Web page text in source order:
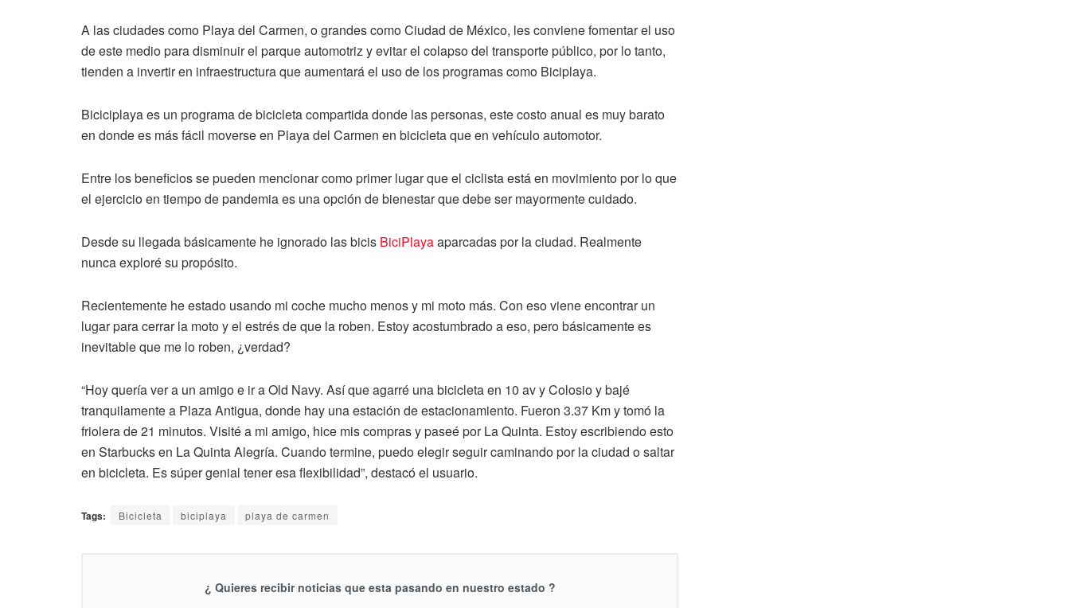
A las ciudades como Playa del Carmen, o grandes como Ciudad de México, les conviene fomentar el uso
de este medio para disminuir el parque automotriz y evitar el colapso del transporte público, por lo tanto,
tienden a invertir en infraestructura que aumentará el uso de los programas como Biciplaya.
Biciciplaya es un programa de bicicleta compartida donde las personas, este costo anual es muy barato
en donde es más fácil moverse en Playa del Carmen en bicicleta que en vehículo automotor.
Entre los beneficios se pueden mencionar como primer lugar que el ciclista está en movimiento por lo que
el ejercicio en tiempo de pandemia es una opción de bienestar que debe ser mayormente cuidado.
Desde su llegada básicamente he ignorado las bicis BiciPlayaaparcadas por la ciudad. Realmente
nunca exploré su propósito.
Recientemente he estado usando mi coche mucho menos y mi moto más. Con eso viene encontrar un
lugar para cerrar la moto y el estrés de que la roben. Estoy acostumbrado a eso, pero básicamente es
inevitable que me lo roben, ¿verdad?
“Hoy quería ver a un amigo e ir a Old Navy. Así que agarré una bicicleta en 10 av y Colosio y bajé
tranquilamente a Plaza Antigua, donde hay una estación de estacionamiento. Fueron 3.37 Km y tomó la
friolera de 21 minutos. Visité a mi amigo, hice mis compras y paseé por La Quinta. Estoy escribiendo esto
en Starbucks en La Quinta Alegría. Cuando termine, puedo elegir seguir caminando por la ciudad o saltar
en bicicleta. Es súper genial tener esa flexibilidad”, destacó el usuario.
Tags: Bicicleta biciplaya playa de carmen
¿ Quieres recibir noticias que esta pasando en nuestro estado ?